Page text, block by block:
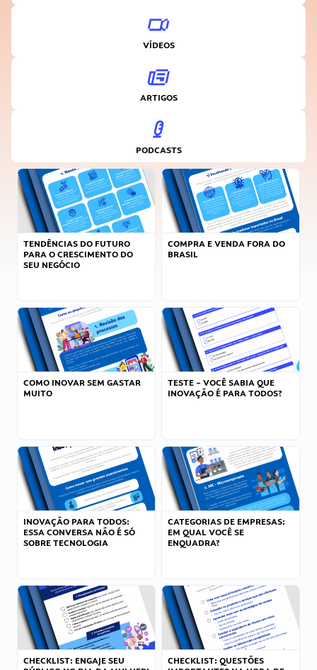
VÍDEOS
ARTIGOS
PODCASTS
TENDÊNCIAS DO FUTURO
PARA O CRESCIMENTO DO
SEU NEGÓCIO
COMPRA E VENDA FORA DO
BRASIL
COMO INOVAR SEM GASTAR
MUITO
TESTE – VOCÊ SABIA QUE
INOVAÇÃO É PARA TODOS?
INOVAÇÃO PARA TODOS:
ESSA CONVERSA NÃO É SÓ
SOBRE TECNOLOGIA
CATEGORIAS DE EMPRESAS:
EM QUAL VOCÊ SE
ENQUADRA?
CHECKLIST: ENGAJE SEU
CHECKLIST: QUESTÕES